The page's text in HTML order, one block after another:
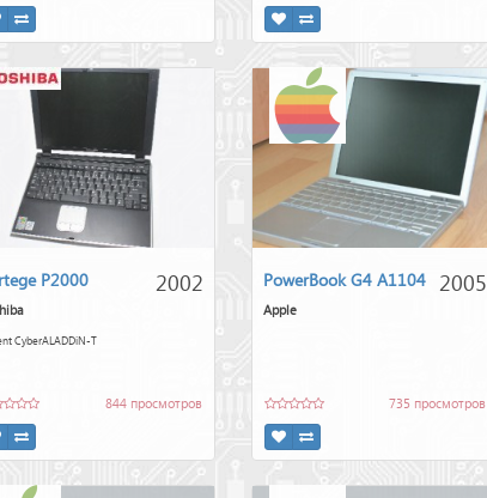
2002
P2000
CyberALADDiN-T
844 просмотров
2005
PowerBook G4 A1104
Apple
735 просмотров